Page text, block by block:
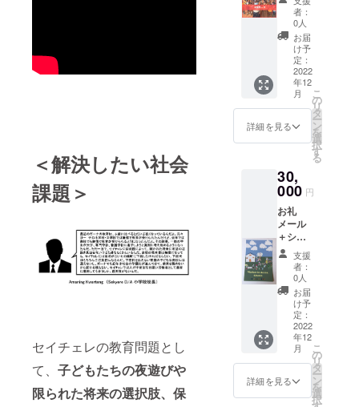
＜解決したい社会
課題＞
セイチェレの教育問題とし
て、 子どもたちの夜遊びや
限られた将来の選択肢、保
いてか
らのお
楽しみ
です！
ル＋
キャリ
ア教育
事業責
任者＆
代表蔵
田から
のメッ
セー
ジ ・
こちら
は応援
となり
ます。
・ご自
宅への
郵送は
ござい
ませ
ん。 ・
支援者
様の
メール
アドレ
スに、
お礼
メー
ル、
キャリ
者：
0人
お届
け予
定：
2022
年12
月
詳細を見る
こ
の
リ
タ
ー
ン
を
選
択
す
る
30,
000 円
お礼
メール
＋シン
グルマ
ザーの
子供た
ちが描
いたイ
ラスト
＋各種
SNSに
支援者
様の名
前掲載
・支援
者様の
支援
者：
0人
お届
け予
定：
2022
年12
月
詳細を見る
こ
の
リ
タ
ー
ン
を
選
択